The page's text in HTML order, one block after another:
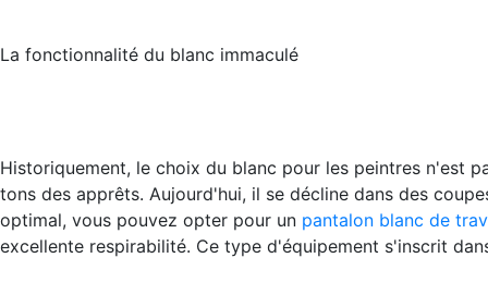
La fonctionnalité du blanc immaculé
Historiquement, le choix du blanc pour les peintres n'est
tons des apprêts. Aujourd'hui, il se décline dans des
optimal, vous pouvez opter pour un pantalon blanc de
excellente respirabilité. Ce type d'équipement s'inscrit